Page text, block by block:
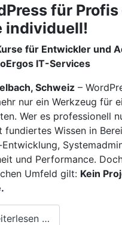
für Profis
individuell!
für Entwickler und
IT-Services
Schweiz –
nur ein Werkzeug für
Wer es professionell
fundiertes Wissen in
Entwicklung,
und Performance.
Umfeld gilt: Kein
…